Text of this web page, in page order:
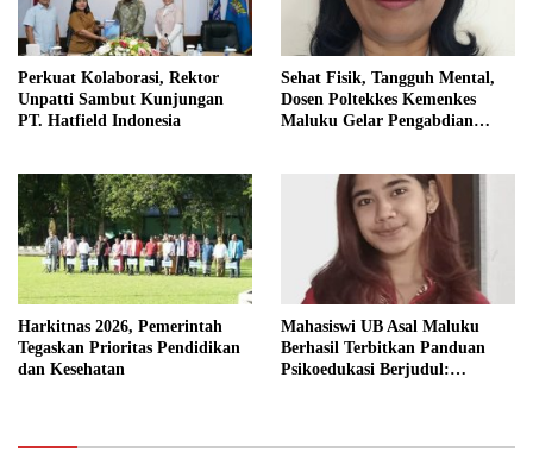
Perkuat Kolaborasi, Rektor
Unpatti Sambut Kunjungan
PT. Hatfield Indonesia
Sehat Fisik, Tangguh Mental,
Dosen Poltekkes Kemenkes
Maluku Gelar Pengabdian
Harkitnas 2026, Pemerintah
Tegaskan Prioritas Pendidikan
dan Kesehatan
Mahasiswi UB Asal Maluku
Berhasil Terbitkan Panduan
Psikoedukasi Berjudul: